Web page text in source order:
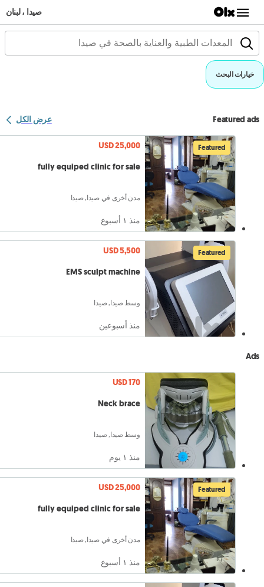
صيدا ، لبنان
خيارات البحث
Featured ads عرض الكل
Featured
USD 25,000
fully equiped clinic for sale
مدن أخرى في صيدا, صيدا
منذ ١ أسبوع
Featured
USD 5,500
EMS sculpt machine
وسط صيدا, صيدا
منذ أسبوعين
Ads
USD 170
Neck brace
وسط صيدا, صيدا
منذ ١ يوم
Featured
USD 25,000
fully equiped clinic for sale
مدن أخرى في صيدا, صيدا
منذ ١ أسبوع